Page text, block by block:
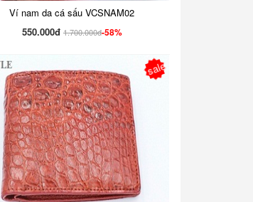
Ví nam da cá sấu VCSNAM02
550.000đ 1.700.000đ-58%
sale